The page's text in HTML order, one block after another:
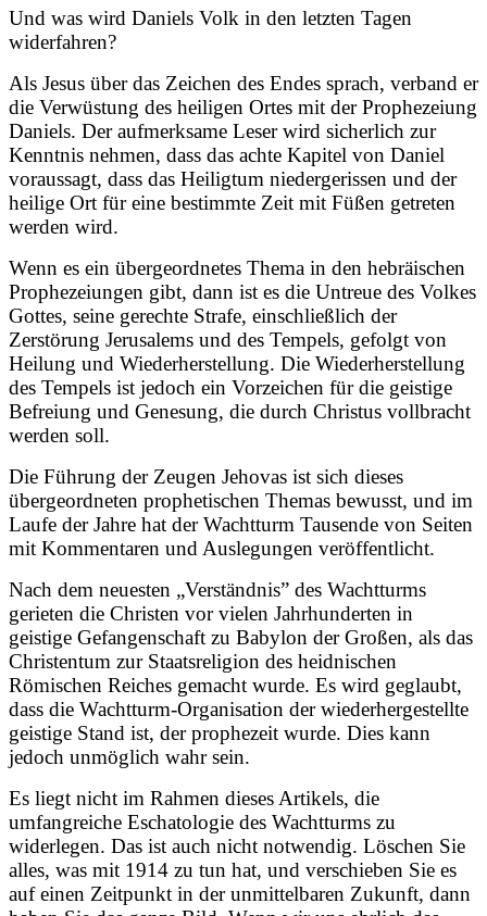
Und was wird Daniels Volk in den letzten Tagen
widerfahren?
Als Jesus über das Zeichen des Endes sprach, verband er
die Verwüstung des heiligen Ortes mit der Prophezeiung
Daniels. Der aufmerksame Leser wird sicherlich zur
Kenntnis nehmen, dass das achte Kapitel von Daniel
voraussagt, dass das Heiligtum niedergerissen und der
heilige Ort für eine bestimmte Zeit mit Füßen getreten
werden wird.
Wenn es ein übergeordnetes Thema in den hebräischen
Prophezeiungen gibt, dann ist es die Untreue des Volkes
Gottes, seine gerechte Strafe, einschließlich der
Zerstörung Jerusalems und des Tempels, gefolgt von
Heilung und Wiederherstellung. Die Wiederherstellung
des Tempels ist jedoch ein Vorzeichen für die geistige
Befreiung und Genesung, die durch Christus vollbracht
werden soll.
Die Führung der Zeugen Jehovas ist sich dieses
übergeordneten prophetischen Themas bewusst, und im
Laufe der Jahre hat der Wachtturm Tausende von Seiten
mit Kommentaren und Auslegungen veröffentlicht.
Nach dem neuesten „Verständnis” des Wachtturms
gerieten die Christen vor vielen Jahrhunderten in
geistige Gefangenschaft zu Babylon der Großen, als das
Christentum zur Staatsreligion des heidnischen
Römischen Reiches gemacht wurde. Es wird geglaubt,
dass die Wachtturm-Organisation der wiederhergestellte
geistige Stand ist, der prophezeit wurde. Dies kann
jedoch unmöglich wahr sein.
Es liegt nicht im Rahmen dieses Artikels, die
umfangreiche Eschatologie des Wachtturms zu
widerlegen. Das ist auch nicht notwendig. Löschen Sie
alles, was mit 1914 zu tun hat, und verschieben Sie es
auf einen Zeitpunkt in der unmittelbaren Zukunft, dann